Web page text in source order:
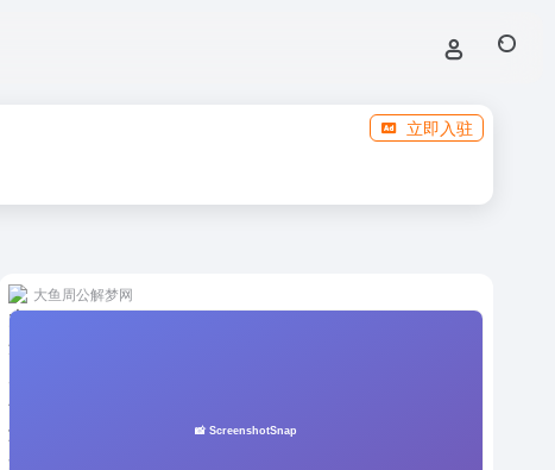
立即入驻
大鱼周公解梦网